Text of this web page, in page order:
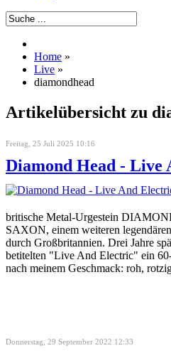
Home »
Live »
diamondhead
Artikelübersicht zu
Freitag, 25 Juli 2025 10:16
Diamond Head - Live
britische Metal-Urgestein
SAXON, einem weiteren
durch Großbritannien. Drei Jahre
betitelten "Live And Electric" ein
nach meinem Geschmack: roh,
Donnerstag, 29 September 2022 12:33